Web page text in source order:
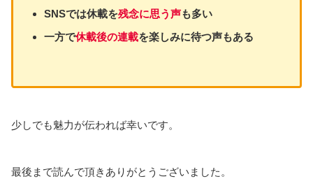
SNSでは休載を残念に思う声も多い
一方で休載後の連載を楽しみに待つ声もある
少しでも魅力が伝われば幸いです。
最後まで読んで頂きありがとうございました。